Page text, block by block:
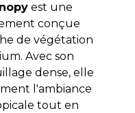
est une
conçue
de végétation
Avec son
dense, elle
l'ambiance
tout en